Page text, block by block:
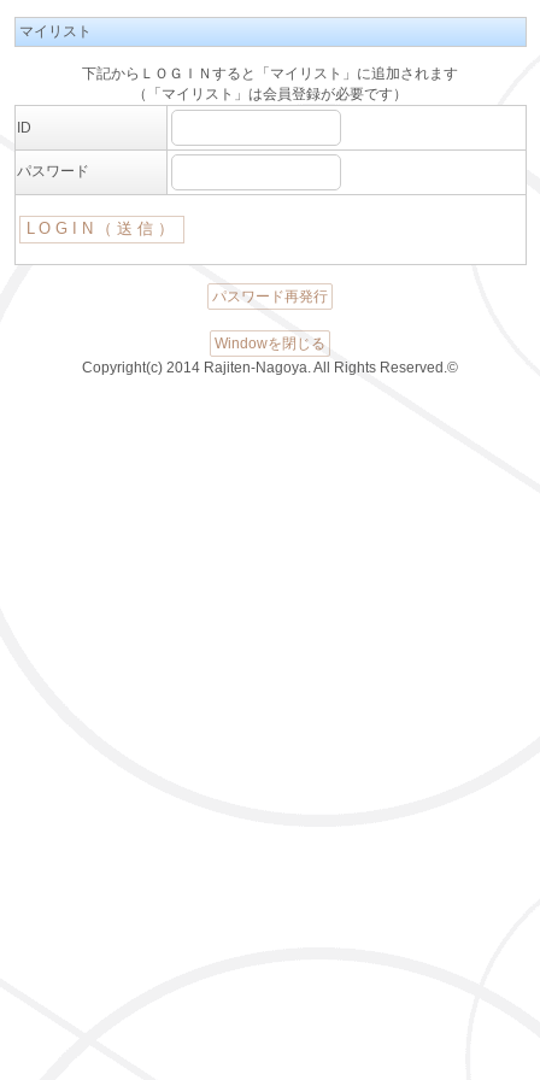
マイリスト
下記からＬＯＧＩＮすると「マイリスト」に追加されます
（「マイリスト」は会員登録が必要です）
ID
パスワード
パスワード再発行
Windowを閉じる
Copyright(c) 2014 Rajiten-Nagoya. All Rights Reserved.©